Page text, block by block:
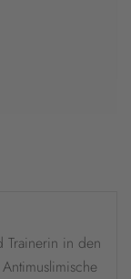
Trainerin in den